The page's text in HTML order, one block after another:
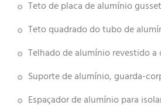
Teto de placa de alumínio gusset
Teto quadrado do tubo de
Telhado de alumínio revestido a
Suporte de alumínio, guarda-
Espaçador de alumínio para